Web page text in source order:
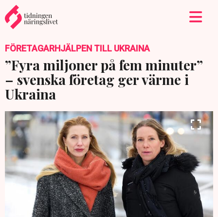
FÖRETAGARHJÄLPEN TILL UKRAINA
”Fyra miljoner på fem minuter”
– svenska företag ger värme i
Ukraina